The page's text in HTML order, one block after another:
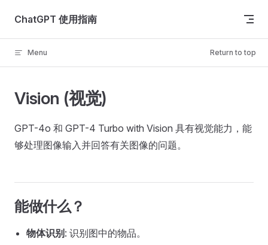
Skip to content
ChatGPT 使用指南
Menu Return to top
Vision (视觉)
GPT-4o 和 GPT-4 Turbo with Vision 具有视觉能力，能
够处理图像输入并回答有关图像的问题。
能做什么？
物体识别 : 识别图中的物品。